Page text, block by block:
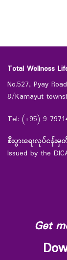
Total Wellness
No.527, Pyay
8/Kamayut
Tel: (+95) 9
စီးပွားရေးလုပ်င
Issued by the
Get